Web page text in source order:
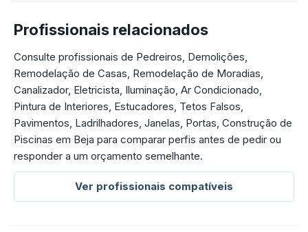
Profissionais relacionados
Consulte profissionais de Pedreiros, Demolições,
Remodelação de Casas, Remodelação de Moradias,
Canalizador, Eletricista, Iluminação, Ar Condicionado,
Pintura de Interiores, Estucadores, Tetos Falsos,
Pavimentos, Ladrilhadores, Janelas, Portas, Construção de
Piscinas em Beja para comparar perfis antes de pedir ou
responder a um orçamento semelhante.
Ver profissionais compatíveis